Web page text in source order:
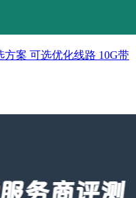
方案 可选优化线路 10G带